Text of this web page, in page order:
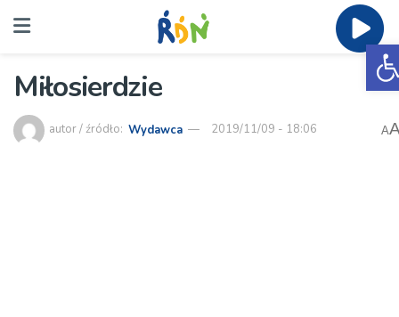
Miłosierdzie
autor / źródło: Wydawca 2019/11/09 - 18:06 A